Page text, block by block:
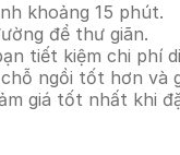
khoảng 15 phút.
để thư giãn.
tiết kiệm chi phí
ngồi tốt hơn và
giá tốt nhất khi